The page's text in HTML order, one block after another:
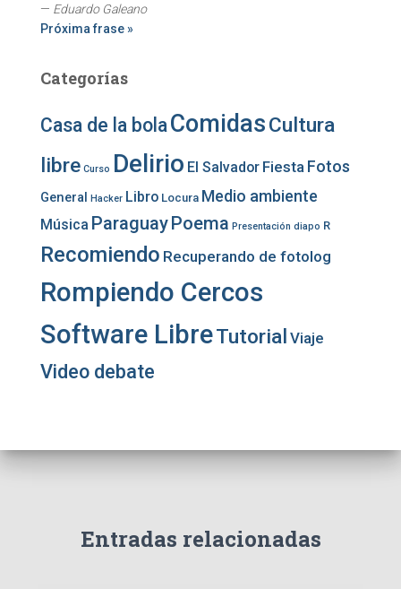
— Eduardo Galeano
Próxima frase »
Categorías
Casa de la bolaComidasCultura
libre Curso Delirio El Salvador Fiesta Fotos
General Hacker Libro Locura Medio ambiente
Música ParaguayPoema Presentación diapo R
Recomiendo Recuperando de fotolog
Rompiendo Cercos
Software LibreTutorial Viaje
Video debate
Entradas relacionadas